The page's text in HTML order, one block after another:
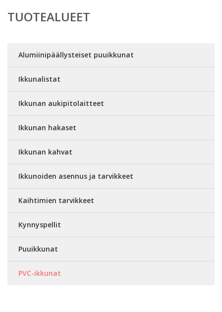
TUOTEALUEET
Alumiinipäällysteiset puuikkunat
Ikkunalistat
Ikkunan aukipitolaitteet
Ikkunan hakaset
Ikkunan kahvat
Ikkunoiden asennus ja tarvikkeet
Kaihtimien tarvikkeet
Kynnyspellit
Puuikkunat
PVC-ikkunat